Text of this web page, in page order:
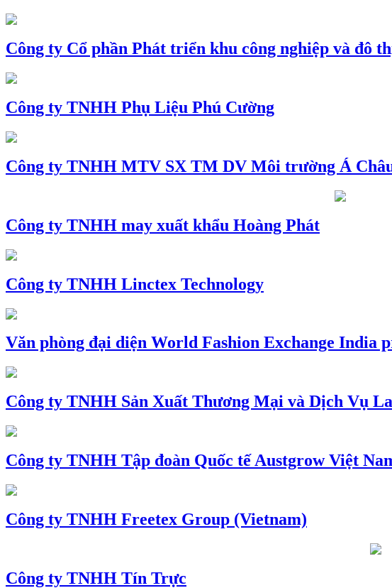
Công ty Cổ phần Phát triển khu công nghiệp và đô
Công ty TNHH Phụ Liệu Phú Cường
Công ty TNHH MTV SX TM DV Môi trường Á
Công ty TNHH may xuất khẩu Hoàng Phát
Công ty TNHH Linctex Technology
Văn phòng đại diện World Fashion Exchange
Công ty TNHH Sản Xuất Thương Mại và Dịch Vụ
Công ty TNHH Tập đoàn Quốc tế Austgrow Việt
Công ty TNHH Freetex Group (Vietnam)
Công ty TNHH Tín Trực